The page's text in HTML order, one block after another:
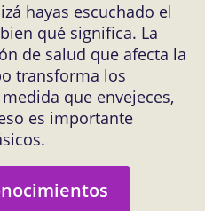
hayas escuchado el
qué significa. La
de salud que afecta la
transforma los
que envejeces,
es importante